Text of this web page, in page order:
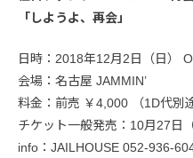
「しようよ、再会」
日時：2018年12月2日（日）
会場：名古屋 JAMMIN’
料金：前売 ￥4,000 （1D代別途
チケット一般発売：10月27日
info：JAILHOUSE 052-936-